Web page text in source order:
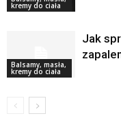
kremy do ciała
Balsamy, masła,
kremy do ciała
Jak